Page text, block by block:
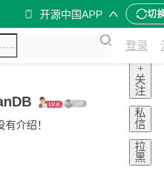
开源中国APP 切
登录
介绍！
+
关
注
私
信
拉
黑